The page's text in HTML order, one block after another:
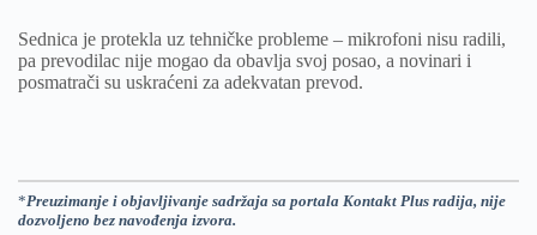
Sednica je protekla uz tehničke probleme – mikrofoni nisu radili,
pa prevodilac nije mogao da obavlja svoj posao, a novinari i
posmatrači su uskraćeni za adekvatan prevod.
*Preuzimanje i objavljivanje sadržaja sa portala Kontakt Plus radija, nije
dozvoljeno bez navođenja izvora.